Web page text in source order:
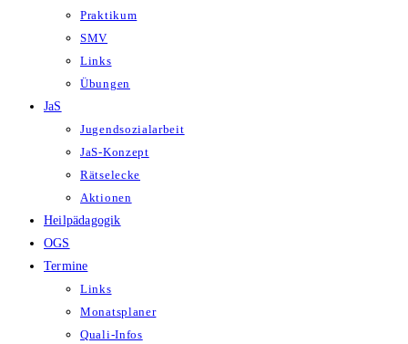
Praktikum
SMV
Links
Übungen
JaS
Jugendsozialarbeit
JaS-Konzept
Rätselecke
Aktionen
Heilpädagogik
OGS
Termine
Links
Monatsplaner
Quali-Infos